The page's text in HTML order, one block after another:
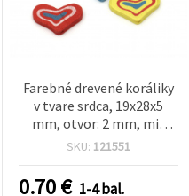
Farebné drevené koráliky
v tvare srdca, 19x28x5
mm, otvor: 2 mm, mix
farieb na ručne vyrábané
SKU: 121551
0.70€ 1-4 bal.